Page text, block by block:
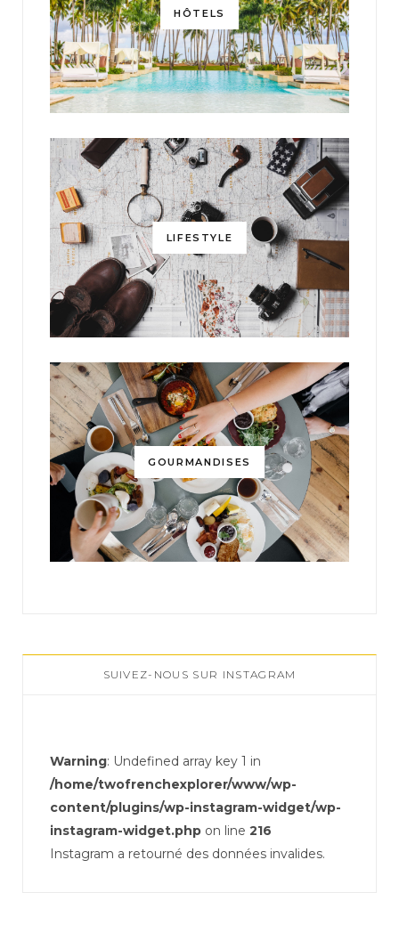
HÔTELS
LIFESTYLE
GOURMANDISES
SUIVEZ-NOUS SUR INSTAGRAM
Warning: Undefined array key 1 in
/home/twofrenchexplorer/www/wp-
content/plugins/wp-instagram-widget/wp-
instagram-widget.php on line 216
Instagram a retourné des données invalides.